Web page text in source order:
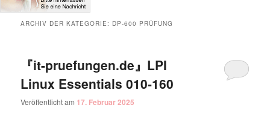
ARCHIV DER KATEGORIE: DP-600 PRÜFUNG
『it-pruefungen.de』LPI
Linux Essentials 010-160
Veröffentlicht am 17. Februar 2025